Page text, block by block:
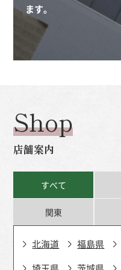
ます。
Shop
店舗案内
すべて
関東
北海道 福島県